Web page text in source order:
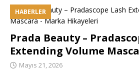
HABERLER
Prada Beauty –
Extending Volume
Mayıs 21, 2026